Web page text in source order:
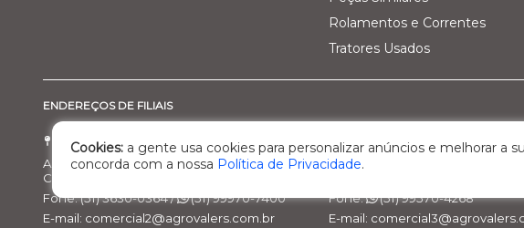
Rolamentos e Correntes
Tratores Usados
ENDEREÇOS DE FILIAIS
Filial 01 - Agro Comercial dos Vale Ltda
Av. Marcelo Gama, 3470, bairro Santa Helena
Cachoeira do Sul/RS – Cep: 95.503-798
Fone: (51) 3630-0364 /
(51) 99970-7400
E-mail: comercial2@agrovalers.com.br
Filial 02 - Pecuária Leiteira - GEA
Rod. BR 470, Km 161, nº 5000 –
Fone:
(51) 99570-4268
E-mail:
Cookies: a gente usa cookies para personalizar anúncios e melhorar a
concorda com a nossa Política de Privacidade.